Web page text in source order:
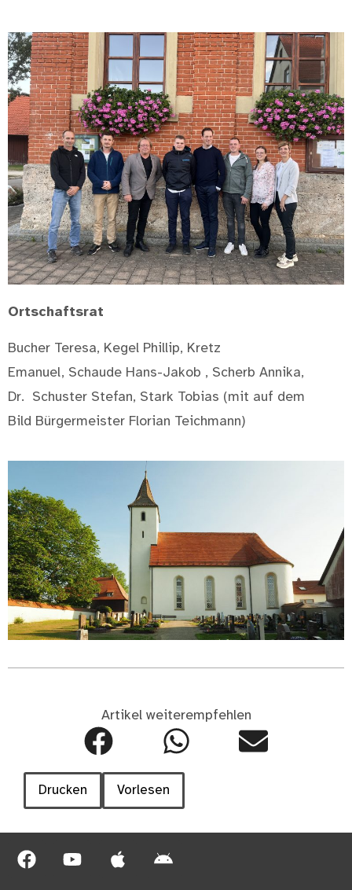
Ortschaftsrat
Bucher Teresa, Kegel Phillip, Kretz
Emanuel, Schaude H ans-Jakob , Scherb Annika,
Dr. Schuster Stefan, Stark Tobias (mit auf dem
Bild Bürgermeister Florian Teichmann)
Artikel weiterempfehlen
Drucken Vorlesen